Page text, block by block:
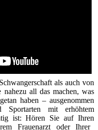
als auch von
all das machen, was
haben – ausgenommen
Sportarten mit erhöhtem
ist: Hören Sie auf Ihren
Frauenarzt oder Ihrer